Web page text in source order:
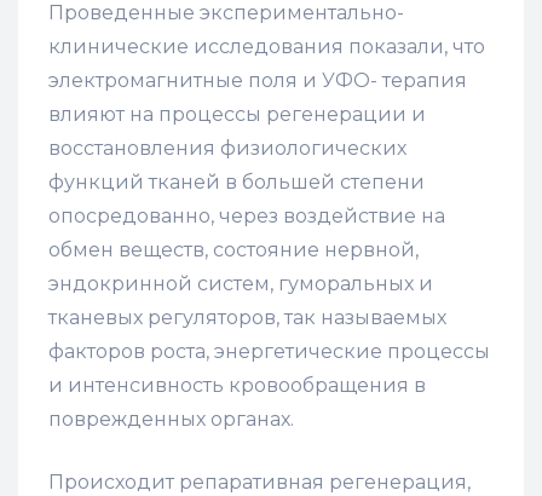
Проведенные экспериментально-
клинические исследования показали, что
электромагнитные поля и УФО- терапия
влияют на процессы регенерации и
восстановления физиологических
функций тканей в большей степени
опосредованно, через воздействие на
обмен веществ, состояние нервной,
эндокринной систем, гуморальных и
тканевых регуляторов, так называемых
факторов роста, энергетические процессы
и интенсивность кровообращения в
поврежденных органах.
Происходит репаративная регенерация,